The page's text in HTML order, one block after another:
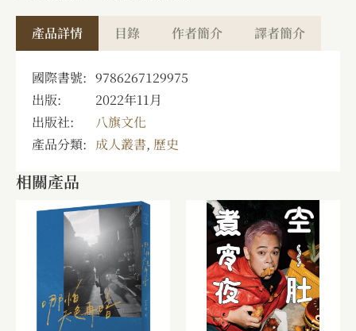
產品詳情 目錄 作者簡介 譯者簡介
國際書號: 9786267129975
出版:
2022年11月
出版社:
八旗文化
產品分類: 成人叢書, 歷史
相關產品